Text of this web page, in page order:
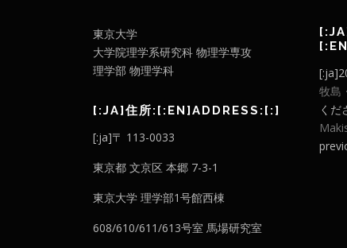
東京大学
大学院理学系研究科 物理学専攻
理学部 物理学科
[:JA]住所:[:EN]ADDRESS:[:]
[:ja]〒 113-0033
東京都 文京区 本郷 7-3-1
東京大学 理学部1号館西棟
608/610/611/613号室 馬場研究室
牧島
くだ